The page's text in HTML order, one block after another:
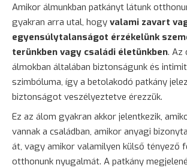
Amikor álmunkban patkányt látunk
gyakran arra utal, hogy valami zavart
egyensúlytalanságot érzékelünk
terünkben vagy családi életünkben. Az
álmokban általában biztonságunk és
szimbóluma, így a betolakodó patkány
biztonságot veszélyeztetve érezzük.
Ez az álom gyakran akkor jelentkezik,
vannak a családban, amikor anyagi
át, vagy amikor valamilyen külső tényező
otthonunk nyugalmát. A patkány